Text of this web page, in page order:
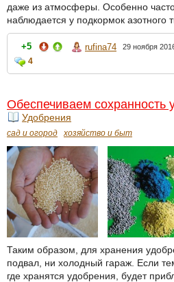
даже из атмосферы. Особенно
наблюдается у подкормок азотного
+5 rufina74 29 ноября
4
Обеспечиваем сохранность
Удобрения
сад и огород хозяйство и быт
Таким образом, для хранения
подвал, ни холодный гараж. Если
где хранятся удобрения, будет